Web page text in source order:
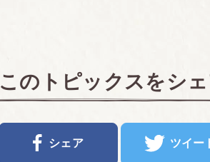
このトピックスをシ
シェア ツイー